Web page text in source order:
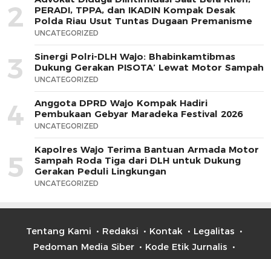
2
PERADI, TPPA, dan IKADIN Kompak Desak
Polda Riau Usut Tuntas Dugaan Premanisme
UNCATEGORIZED
3
Sinergi Polri-DLH Wajo: Bhabinkamtibmas
Dukung Gerakan PISOTA’ Lewat Motor Sampah
UNCATEGORIZED
4
Anggota DPRD Wajo Kompak Hadiri
Pembukaan Gebyar Maradeka Festival 2026
UNCATEGORIZED
5
Kapolres Wajo Terima Bantuan Armada Motor
Sampah Roda Tiga dari DLH untuk Dukung
Gerakan Peduli Lingkungan
UNCATEGORIZED
Tentang Kami Redaksi Kontak
Legalitas
Pedoman Media Siber
Kode Etik Jurnalis